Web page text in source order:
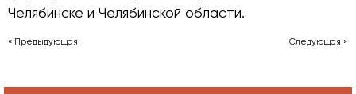
Челябинске и Челябинской области.
Следующая »
« Предыдующая